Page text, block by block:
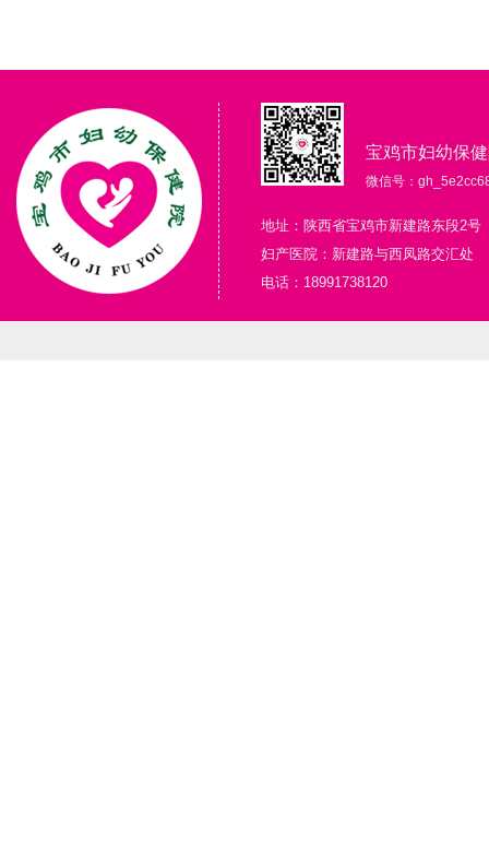
宝鸡市妇幼保
微信号：
地址：陕西省宝鸡市新建路东段2号
妇产医院：新建路与西凤路交汇处
电话：18991738120